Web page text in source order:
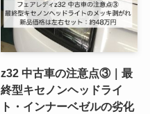
z32 中古車の注意点③｜最
終型キセノンヘッドライ
ト・インナーベゼルの劣化